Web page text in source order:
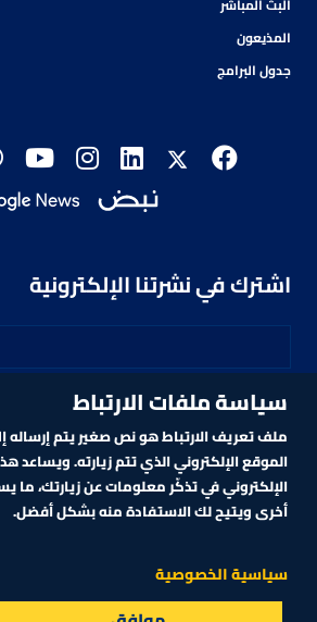
البث المباشر
المذيعون
جدول البرامج
اشترك في نشرتنا الإلكترونية
اشترك
2026
CNBCARABIA.COM. ALL RIGHTS RESERVED
سياسة ملفات الارتباط
ملف تعريف الارتباط هو نص صغير يتم
الموقع الإلكتروني الذي تتم زيارته. ويساعد
الإلكتروني في تذكّر معلومات عن زيارتك، ما
أخرى ويتيح لك الاستفادة منه بشكل أفضل.
سياسية الخصوصية